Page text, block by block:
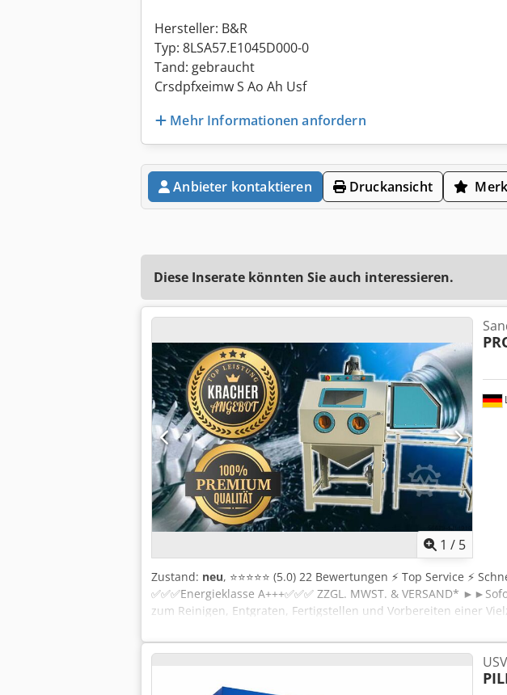
Hersteller: B&R
Typ: 8LSA57.E1045D000-0
Tand: gebraucht
Crsdpfxeimw S Ao Ah Usf
Mehr Informationen anfordern
Anbieter kontaktieren Druckansicht
Diese Inserate könnten Sie auch interessieren.
1 / 5
Zustand: neu, ⭐⭐⭐⭐⭐ (5.0) 22 Bewertungen ⚡️ Top Service ⚡️
✅✅✅Energieklasse A+++✅✅✅ ZZGL. MWST. & VERSAND*
zum Reinigen, Entgraten, Fertigstellen und Vorbereiten einer
verwenden (Aluminiumoxid, Glasperlen, Siliziumkarbid,
kontinuierliches Strahlen ausgelegt sind, zweifellos Ihre
Vorgänge wie Schleifen, chemische Reinigung, Säureätzen,
haben wir eine große Auswahl an Strahlkabinen für Ihre